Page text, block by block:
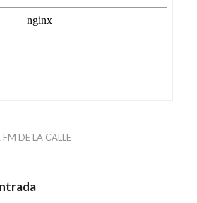
FM DE LA CALLE